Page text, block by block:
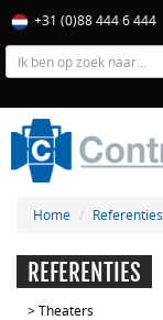
+31 (0)88 444 6 444
Home
Referenties
REFERENTIES
>Theaters